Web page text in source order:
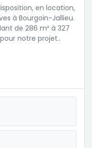
en location,
à Bourgoin-Jallieu.
de 286 m² à 327
notre projet..